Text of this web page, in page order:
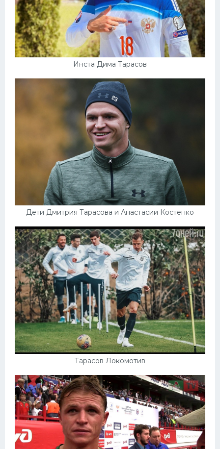
Инста Дима Тарасов
Дети Дмитрия Тарасова и Анастасии Костенко
Тарасов Локомотив